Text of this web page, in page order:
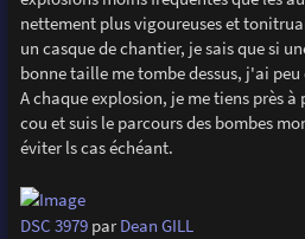
nettement plus vigoureuses et
un casque de chantier, je sais que si
bonne taille me tombe dessus, j'ai
A chaque explosion, je me tiens près à
cou et suis le parcours des bombes
éviter ls cas échéant.
DSC 3979parDean GILL